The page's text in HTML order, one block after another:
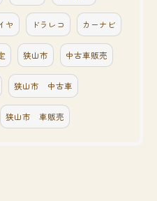
ヤ ドラレコ カーナビ
狭山市 中古車販売
狭山市 中古車
狭山市 車販売